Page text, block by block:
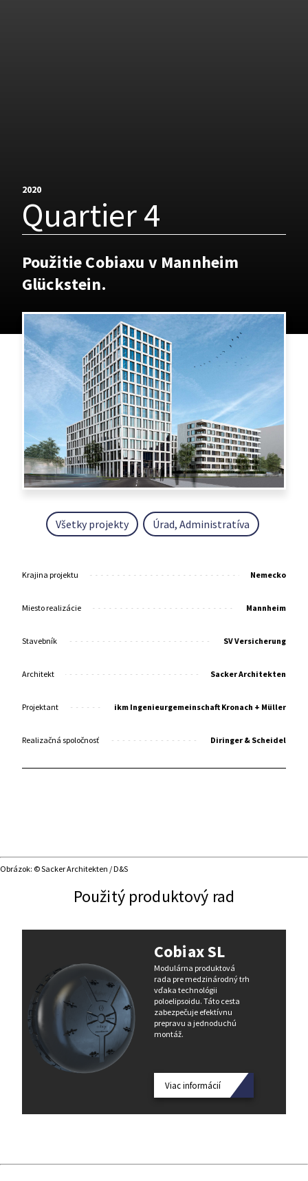
2020
Quartier 4
Použitie Cobiaxu v Mannheim
Glückstein.
Všetky projekty Úrad, Administratíva
Krajina projektu Nemecko
Miesto realizácie Mannheim
Stavebník SV Versicherung
Architekt Sacker Architekten
Projektant ikm Ingenieurgemeinschaft Kronach + Müller
Realizačná spoločnosť Diringer & Scheidel
Obrázok: © Sacker Architekten / D&S
Použitý produktový rad
Cobiax SL
Modulárna produktová
rada pre medzinárodný trh
vďaka technológii
poloelipsoidu. Táto cesta
zabezpečuje efektívnu
prepravu a jednoduchú
montáž.
Viac informácií